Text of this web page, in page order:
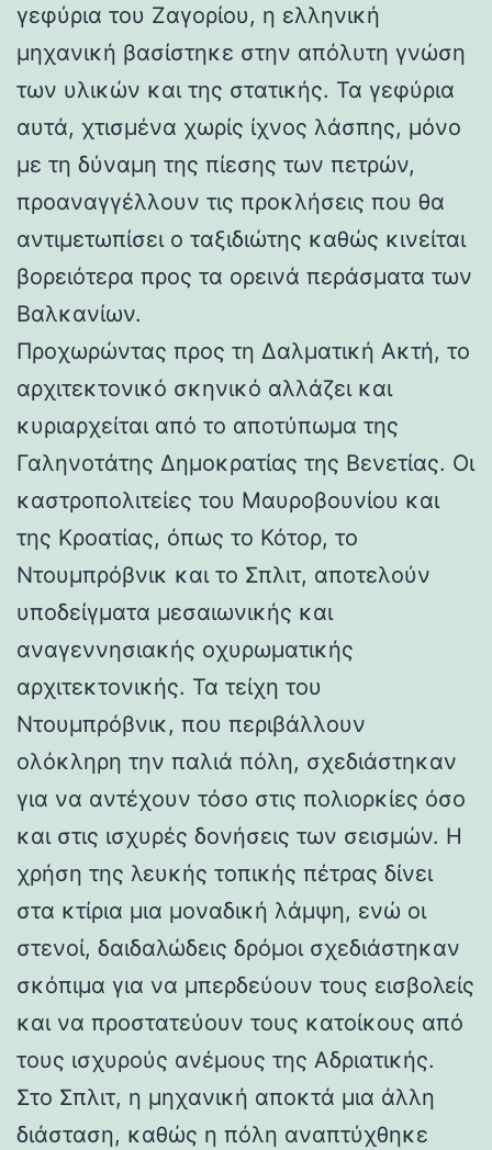
γεφύρια του Ζαγορίου, η ελληνική
μηχανική βασίστηκε στην απόλυτη γνώση
των υλικών και της στατικής. Τα γεφύρια
αυτά, χτισμένα χωρίς ίχνος λάσπης, μόνο
με τη δύναμη της πίεσης των πετρών,
προαναγγέλλουν τις προκλήσεις που θα
αντιμετωπίσει ο ταξιδιώτης καθώς κινείται
βορειότερα προς τα ορεινά περάσματα των
Βαλκανίων.
Προχωρώντας προς τη Δαλματική Ακτή, το
αρχιτεκτονικό σκηνικό αλλάζει και
κυριαρχείται από το αποτύπωμα της
Γαληνοτάτης Δημοκρατίας της Βενετίας. Οι
καστροπολιτείες του Μαυροβουνίου και
της Κροατίας, όπως το Κότορ, το
Ντουμπρόβνικ και το Σπλιτ, αποτελούν
υποδείγματα μεσαιωνικής και
αναγεννησιακής οχυρωματικής
αρχιτεκτονικής. Τα τείχη του
Ντουμπρόβνικ, που περιβάλλουν
ολόκληρη την παλιά πόλη, σχεδιάστηκαν
για να αντέχουν τόσο στις πολιορκίες όσο
και στις ισχυρές δονήσεις των σεισμών. Η
χρήση της λευκής τοπικής πέτρας δίνει
στα κτίρια μια μοναδική λάμψη, ενώ οι
στενοί, δαιδαλώδεις δρόμοι σχεδιάστηκαν
σκόπιμα για να μπερδεύουν τους εισβολείς
και να προστατεύουν τους κατοίκους από
τους ισχυρούς ανέμους της Αδριατικής.
Στο Σπλιτ, η μηχανική αποκτά μια άλλη
διάσταση, καθώς η πόλη αναπτύχθηκε